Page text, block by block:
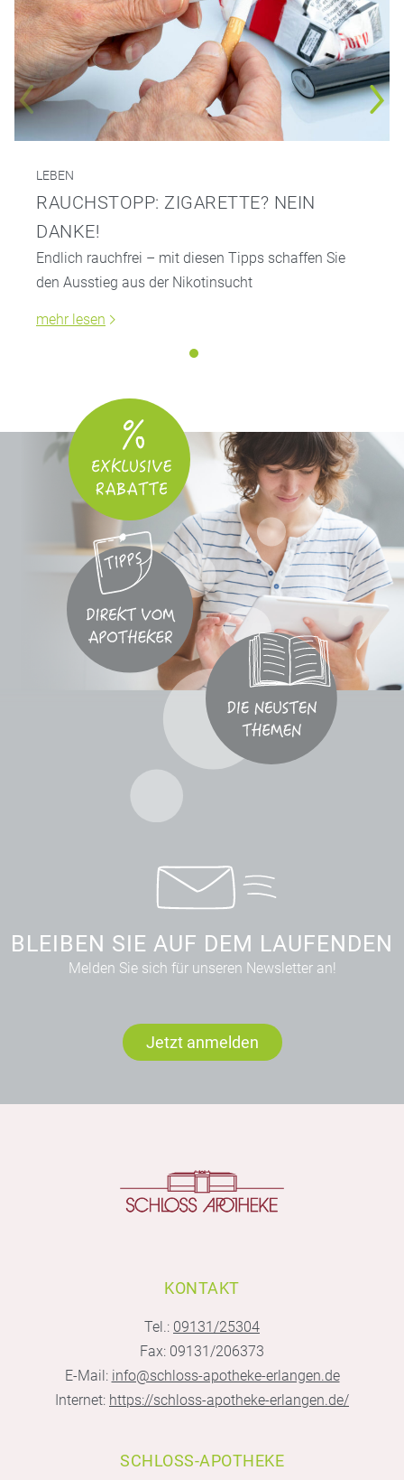
LEBEN
RAUCHSTOPP: ZIGARETTE? NEIN
DANKE!
Endlich rauchfrei – mit diesen Tipps schaffen Sie
den Ausstieg aus der Nikotinsucht
mehr lesen
BLEIBEN SIE AUF DEM LAUFENDEN
Melden Sie sich für unseren Newsletter an!
Jetzt anmelden
KONTAKT
Tel.: 09131/25304
Fax: 09131/206373
E-Mail: info@schloss-apotheke-erlangen.de
Internet: https://schloss-apotheke-erlangen.de/
SCHLOSS-APOTHEKE